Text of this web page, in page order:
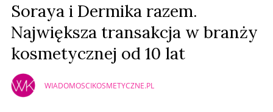
Soraya i Dermika razem.
Największa transakcja w branży
kosmetycznej od 10 lat
WIADOMOSCIKOSMETYCZNE.PL